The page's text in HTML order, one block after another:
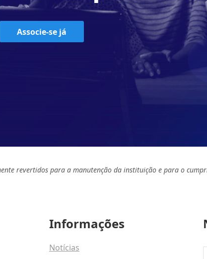
Associe-se já
revertidos para a manutenção da instituição e para o
Informações
Notícias